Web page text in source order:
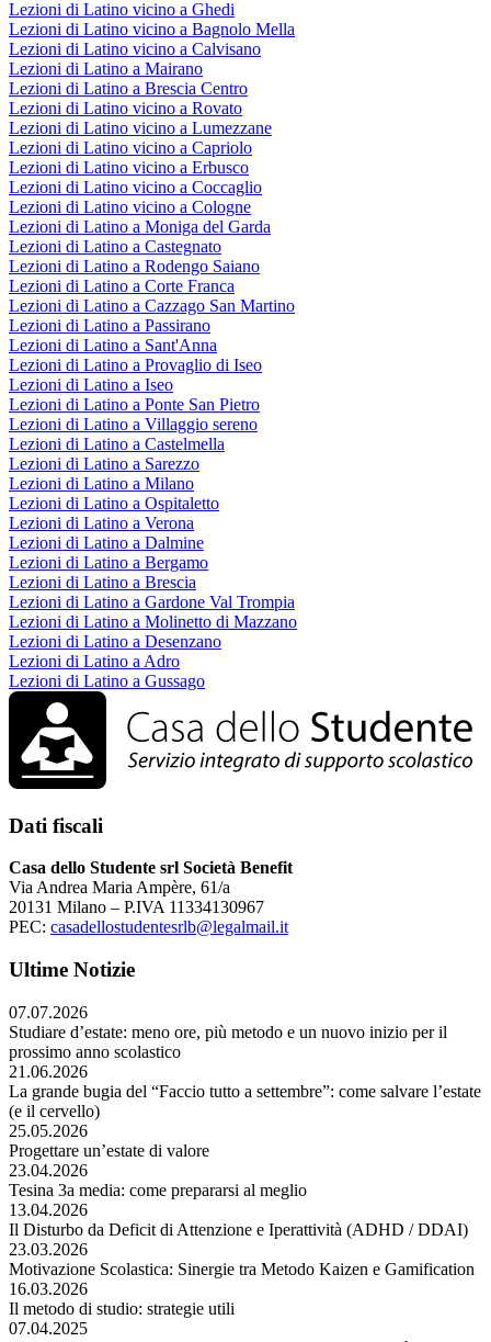
Lezioni di Latino vicino a Ghedi
Lezioni di Latino vicino a Bagnolo Mella
Lezioni di Latino vicino a Calvisano
Lezioni di Latino a Mairano
Lezioni di Latino a Brescia Centro
Lezioni di Latino vicino a Rovato
Lezioni di Latino vicino a Lumezzane
Lezioni di Latino vicino a Capriolo
Lezioni di Latino vicino a Erbusco
Lezioni di Latino vicino a Coccaglio
Lezioni di Latino vicino a Cologne
Lezioni di Latino a Moniga del Garda
Lezioni di Latino a Castegnato
Lezioni di Latino a Rodengo Saiano
Lezioni di Latino a Corte Franca
Lezioni di Latino a Cazzago San Martino
Lezioni di Latino a Passirano
Lezioni di Latino a Sant'Anna
Lezioni di Latino a Provaglio di Iseo
Lezioni di Latino a Iseo
Lezioni di Latino a Ponte San Pietro
Lezioni di Latino a Villaggio sereno
Lezioni di Latino a Castelmella
Lezioni di Latino a Sarezzo
Lezioni di Latino a Milano
Lezioni di Latino a Ospitaletto
Lezioni di Latino a Verona
Lezioni di Latino a Dalmine
Lezioni di Latino a Bergamo
Lezioni di Latino a Brescia
Lezioni di Latino a Gardone Val Trompia
Lezioni di Latino a Molinetto di Mazzano
Lezioni di Latino a Desenzano
Lezioni di Latino a Adro
Lezioni di Latino a Gussago
Dati fiscali
Casa dello Studente srl Società Benefit
Via Andrea Maria Ampère, 61/a
20131 Milano – P.IVA 11334130967
PEC: casadellostudentesrlb@legalmail.it
Ultime Notizie
07.07.2026
Studiare d’estate: meno ore, più metodo e un nuovo inizio per il
prossimo anno scolastico
21.06.2026
La grande bugia del “Faccio tutto a settembre”: come salvare l’estate
(e il cervello)
25.05.2026
Progettare un’estate di valore
23.04.2026
Tesina 3a media: come prepararsi al meglio
13.04.2026
Il Disturbo da Deficit di Attenzione e Iperattività (ADHD / DDAI)
23.03.2026
Motivazione Scolastica: Sinergie tra Metodo Kaizen e Gamification
16.03.2026
Il metodo di studio: strategie utili
07.04.2025